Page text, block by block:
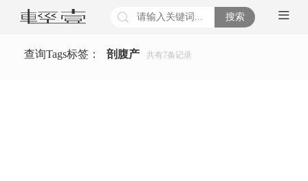
搜索
查询Tags标签： 剖腹产 共有7条记录